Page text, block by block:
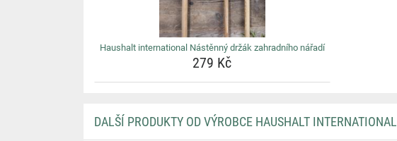
Haushalt international Nástěnný držák zahradního nářadí
279 Kč
DALŠÍ PRODUKTY OD VÝROBCE HAUSHALT INTERNATIONAL